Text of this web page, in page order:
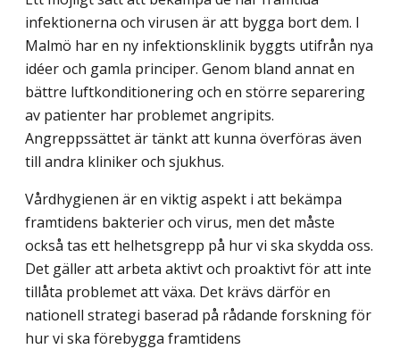
infektionerna och virusen är att bygga bort dem. I
Malmö har en ny infektionsklinik byggts utifrån nya
idéer och gamla principer. Genom bland annat en
bättre luftkonditionering och en större separering
av patienter har problemet angripits.
Angreppssättet är tänkt att kunna överföras även
till andra kliniker och sjukhus.
Vårdhygienen är en viktig aspekt i att bekämpa
framtidens bakterier och virus, men det måste
också tas ett helhetsgrepp på hur vi ska skydda oss.
Det gäller att arbeta aktivt och proaktivt för att inte
tillåta problemet att växa. Det krävs därför en
nationell strategi baserad på rådande forskning för
hur vi ska förebygga framtidens